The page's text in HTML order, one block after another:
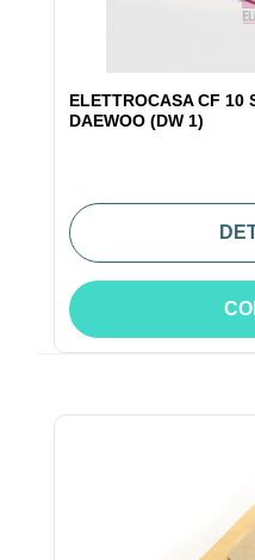
ELETTROCASA CF 10
DAEWOO (DW 1)